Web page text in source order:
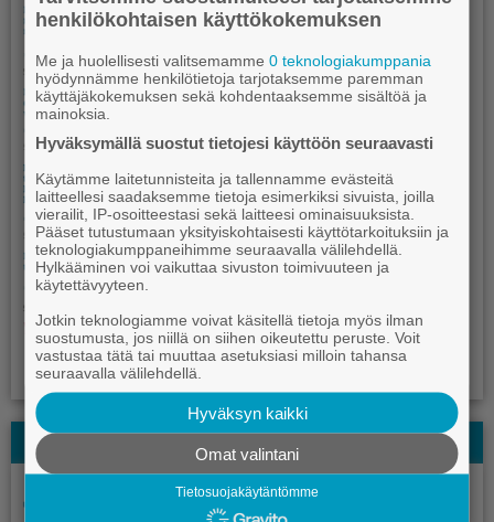
Kauhajoki-lehden Kesälehti
henkilökohtaisen käyttökokemuksen
Me ja huolellisesti valitsemamme0 teknologiakumppania
hyödynnämme henkilötietoja tarjotaksemme paremman
käyttäjäkokemuksen sekä kohdentaaksemme sisältöä ja
mainoksia.
Hyväksymällä suostut tietojesi käyttöön seuraavasti
Käytämme laitetunnisteita ja tallennamme evästeitä
laitteellesi saadaksemme tietoja esimerkiksi sivuista, joilla
vierailit, IP-osoitteestasi sekä laitteesi ominaisuuksista.
Pääset tutustumaan yksityiskohtaisesti käyttötarkoituksiin ja
teknologiakumppaneihimme seuraavalla välilehdellä.
Hylkääminen voi vaikuttaa sivuston toimivuuteen ja
käytettävyyteen.
Jotkin teknologiamme voivat käsitellä tietoja myös ilman
suostumusta, jos niillä on siihen oikeutettu peruste. Voit
vastustaa tätä tai muuttaa asetuksiasi milloin tahansa
seuraavalla välilehdellä.
Hyväksyn kaikki
Omat valintani
Tietosuojakäytäntömme